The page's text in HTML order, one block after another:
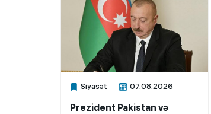
Siyasət 07.08.2026
Xalq.Online
Prezident Pakistan və